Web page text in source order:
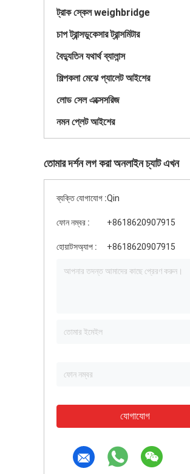
ট্রাক স্কেল weighbridge
চাপ ট্রান্সডুকেসার ট্রান্সমিটার
বৈদ্যুতিন যথার্থ ব্যালান্স
শিল্পকলা মেঝে প্যালেট আইশের
লোড সেল এক্সেসরিজ
নমন প্লেট আইশের
তোমার দর্শন লগ করা অনলাইন চ্যাট এখন
ব্যক্তি যোগাযোগ :Qin
ফোন নম্বর : +8618620907915
হোয়াটসঅ্যাপ : +8618620907915
যোগাযোগ